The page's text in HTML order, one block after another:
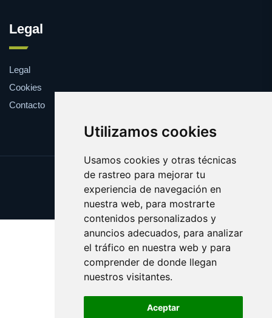
Utilizamos cookies
Usamos cookies y otras técnicas
de rastreo para mejorar tu
experiencia de navegación en
nuestra web, para mostrarte
contenidos personalizados y
anuncios adecuados, para analizar
el tráfico en nuestra web y para
comprender de donde llegan
nuestros visitantes.
Aceptar
Legal
Legal
Cookies
Contacto
Update cookies preferences
Copyright © 2025 shopping.eus